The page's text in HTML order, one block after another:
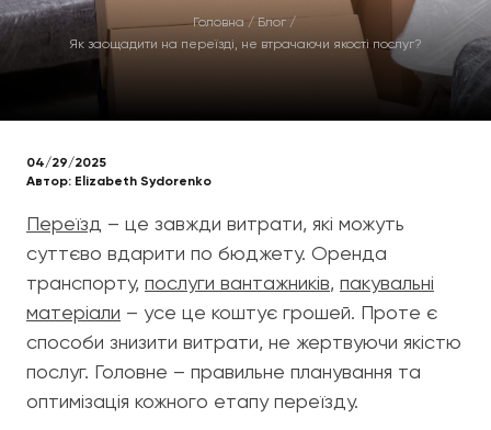
Головна / Блог /
Як заощадити на переїзді, не втрачаючи якості послуг?
04/29/2025
Автор: Elizabeth Sydorenko
Переїзд – це завжди витрати, які можуть
суттєво вдарити по бюджету. Оренда
транспорту, послуги вантажників, пакувальні
матеріали – усе це коштує грошей. Проте є
способи знизити витрати, не жертвуючи якістю
послуг. Головне – правильне планування та
оптимізація кожного етапу переїзду.